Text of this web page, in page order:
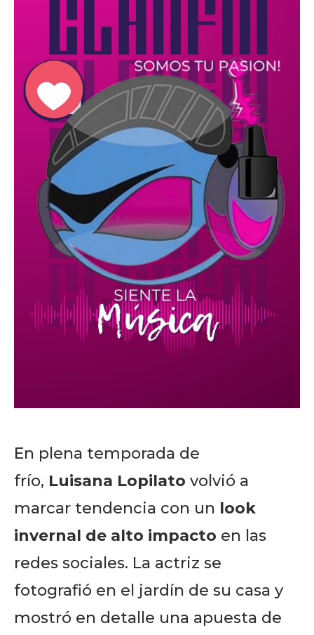
En plena temporada de
frío, Luisana Lopilato volvió a
marcar tendencia con un look
invernal de alto impacto en las
redes sociales. La actriz se
fotografió en el jardín de su casa y
mostró en detalle una apuesta de